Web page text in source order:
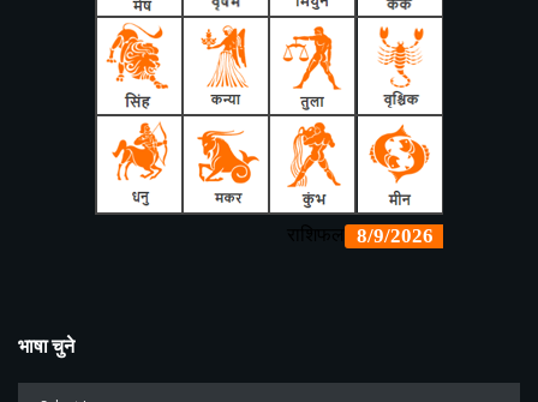
भाषा चुने